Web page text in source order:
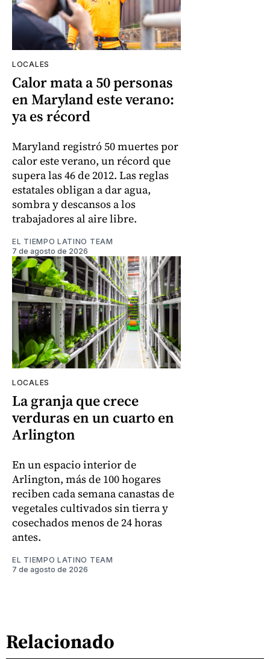
LOCALES
Calor mata a 50 personas
en Maryland este verano:
ya es récord
Maryland registró 50 muertes por
calor este verano, un récord que
supera las 46 de 2012. Las reglas
estatales obligan a dar agua,
sombra y descansos a los
trabajadores al aire libre.
EL TIEMPO LATINO TEAM
7 de agosto de 2026
LOCALES
La granja que crece
verduras en un cuarto en
Arlington
En un espacio interior de
Arlington, más de 100 hogares
reciben cada semana canastas de
vegetales cultivados sin tierra y
cosechados menos de 24 horas
antes.
EL TIEMPO LATINO TEAM
7 de agosto de 2026
Relacionado